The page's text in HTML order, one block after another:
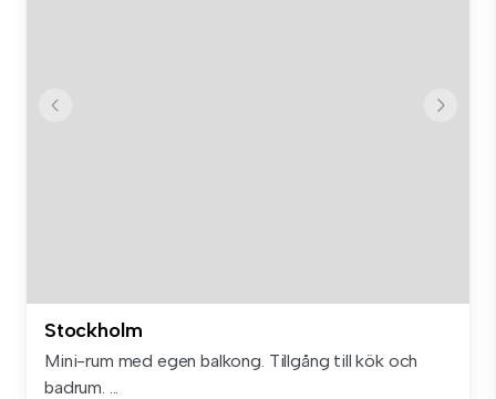
Stockholm
Mini-rum med egen balkong. Tillgång till kök och
badrum. ...